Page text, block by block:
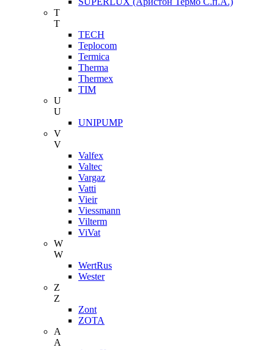
T
T
TECH
Teplocom
Termica
Therma
Thermex
TIM
U
U
UNIPUMP
V
V
Valfex
Valtec
Vargaz
Vatti
Vieir
Viessmann
Vilterm
ViVat
W
W
WertRus
Wester
Z
Z
Zont
ZOTA
А
А